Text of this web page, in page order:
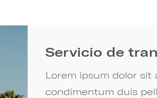
Servicio de
Lorem ipsum dolor
condimentum duis